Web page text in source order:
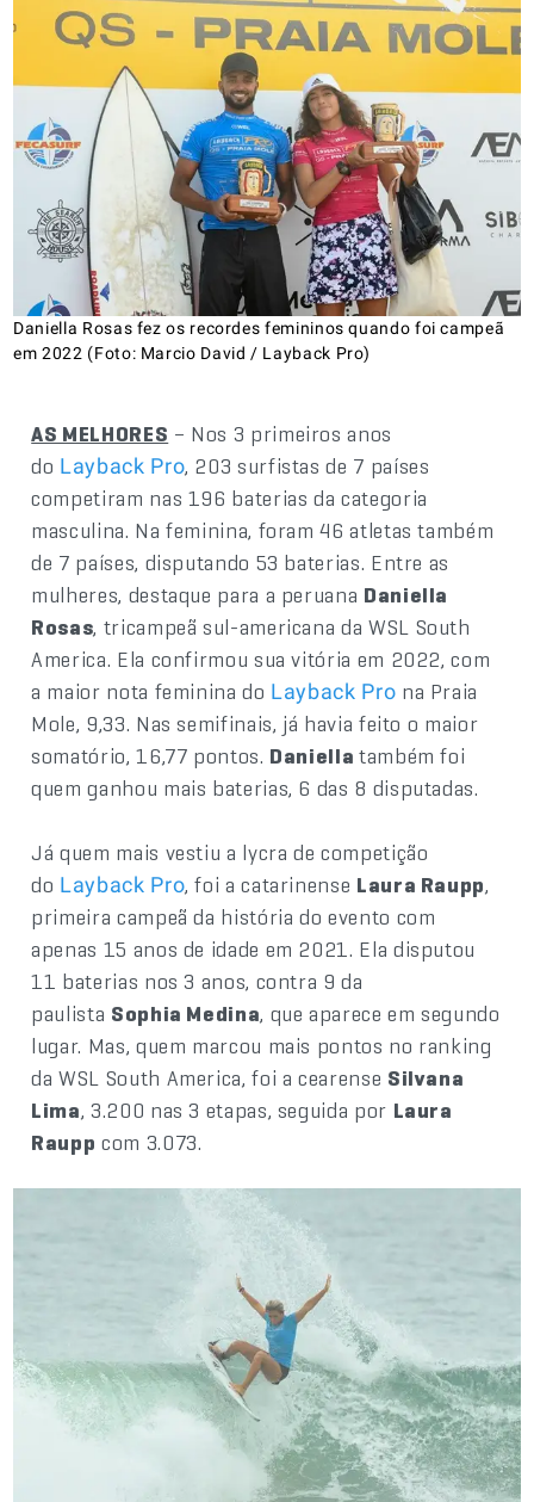
Daniella Rosas fez os recordes femininos quando foi campeã
em 2022 (Foto: Marcio David / Layback Pro)
AS MELHORES – Nos 3 primeiros anos
do Layback Pro, 203 surfistas de 7 países
competiram nas 196 baterias da categoria
masculina. Na feminina, foram 46 atletas também
de 7 países, disputando 53 baterias. Entre as
mulheres, destaque para a peruana Daniella
Rosas, tricampeã sul-americana da WSL South
America. Ela confirmou sua vitória em 2022, com
a maior nota feminina do Layback Pro na Praia
Mole, 9,33. Nas semifinais, já havia feito o maior
somatório, 16,77 pontos. Daniella também foi
quem ganhou mais baterias, 6 das 8 disputadas.
Já quem mais vestiu a lycra de competição
do Layback Pro, foi a catarinense Laura Raupp,
primeira campeã da história do evento com
apenas 15 anos de idade em 2021. Ela disputou
11 baterias nos 3 anos, contra 9 da
paulista Sophia Medina, que aparece em segundo
lugar. Mas, quem marcou mais pontos no ranking
da WSL South America, foi a cearense Silvana
Lima, 3.200 nas 3 etapas, seguida por Laura
Raupp com 3.073.